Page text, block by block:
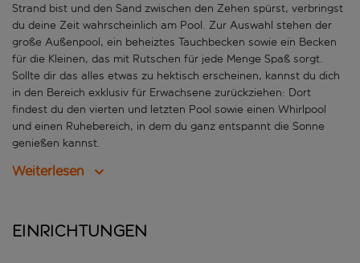
Strand bist und den Sand zwischen den Zehen spürst, verbringst
du deine Zeit wahrscheinlich am Pool. Zur Auswahl stehen der
große Außenpool, ein beheiztes Tauchbecken sowie ein Becken
für die Kleinen, das mit Rutschen für jede Menge Spaß sorgt.
Sollte dir das alles etwas zu hektisch erscheinen, kannst du dich
in den Bereich exklusiv für Erwachsene zurückziehen: Dort
findest du den vierten und letzten Pool sowie einen Whirlpool
und einen Ruhebereich, in dem du ganz entspannt die Sonne
genießen kannst.
Weiterlesen
Einrichtungen